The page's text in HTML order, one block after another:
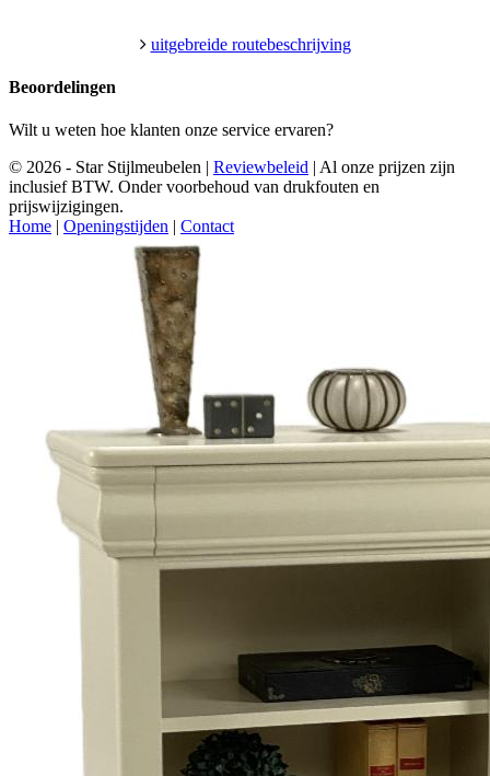
uitgebreide routebeschrijving
Beoordelingen
Wilt u weten hoe klanten onze service ervaren?
© 2026 - Star Stijlmeubelen | Reviewbeleid | Al onze prijzen zijn
inclusief BTW. Onder voorbehoud van drukfouten en
prijswijzigingen.
Home | Openingstijden | Contact